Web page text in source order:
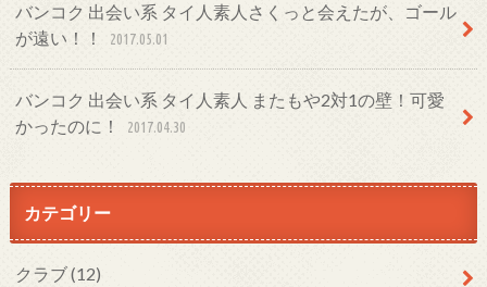
バンコク 出会い系 タイ人素人さくっと会えたが、ゴール
が遠い！！
2017.05.01
バンコク 出会い系 タイ人素人 またもや2対1の壁！可愛
かったのに！
2017.04.30
カテゴリー
クラブ(12)